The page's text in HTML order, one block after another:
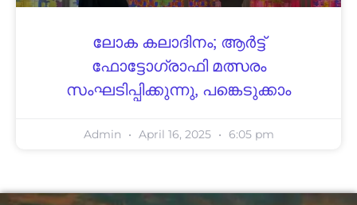
ലോക കലാദിനം; ആര്‍ട്ട്
ഫോട്ടോഗ്രാഫി മത്സരം
സംഘടിപ്പിക്കുന്നു, പങ്കെടുക്കാം
Admin April 16, 2025 6:05 pm